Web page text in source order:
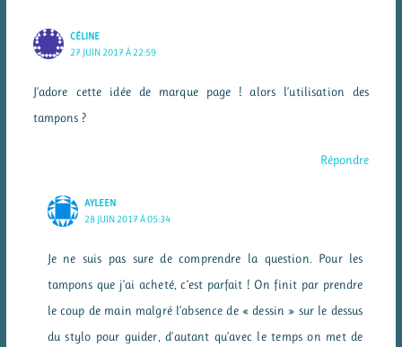
CÉLINE
27 JUIN 2017 À 22:59
J’adore cette idée de marque page ! alors l’utilisation des
tampons ?
Répondre
AYLEEN
28 JUIN 2017 À 05:34
Je ne suis pas sure de comprendre la question. Pour les
tampons que j’ai acheté, c’est parfait ! On finit par prendre
le coup de main malgré l’absence de « dessin » sur le dessus
du stylo pour guider, d’autant qu’avec le temps on met de